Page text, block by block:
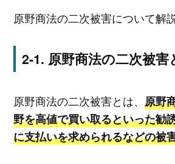
原野商法の二次被害について解
原野商法の二次被害
原野商法の二次被害とは、 原野
野を高値で買い取るといった勧
に支払いを求められるなどの被